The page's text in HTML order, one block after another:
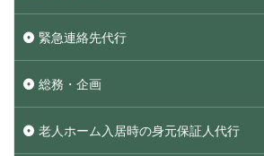
緊急連絡先代行
総務・企画
老人ホーム入居時の身元保証人代行